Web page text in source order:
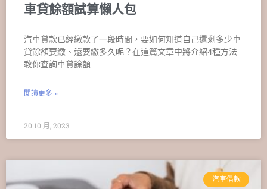
車貸餘額試算懶人包
汽車貸款已經繳款了一段時間，要如何知道自己還剩多少車
貸餘額要繳、還要繳多久呢？在這篇文章中將介紹4種方法
教你查詢車貸餘額
閱讀更多 »
20 10 月, 2023
汽車借款